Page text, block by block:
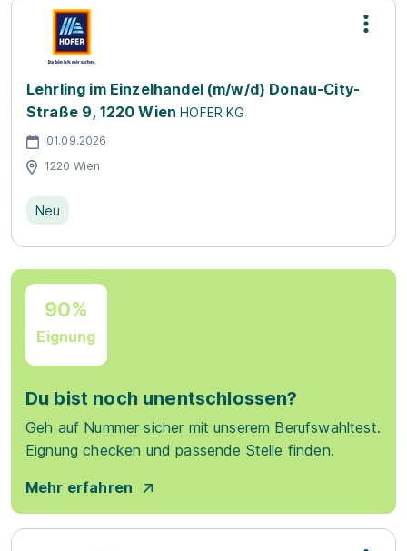
Lehrling im Einzelhandel (m/w/d) Donau-City-
Straße 9, 1220 Wien HOFER KG
01.09.2026
1220 Wien
Neu
90%
Eignung
Du bist noch unentschlossen?
Geh auf Nummer sicher mit unserem Berufswahltest.
Eignung checken und passende Stelle finden.
Mehr erfahren